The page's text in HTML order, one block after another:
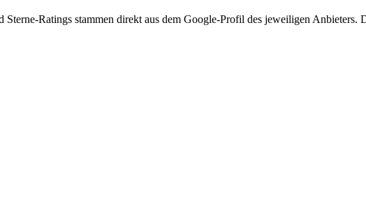
Ratings stammen direkt aus dem Google-Profil des jeweiligen Anbieters.